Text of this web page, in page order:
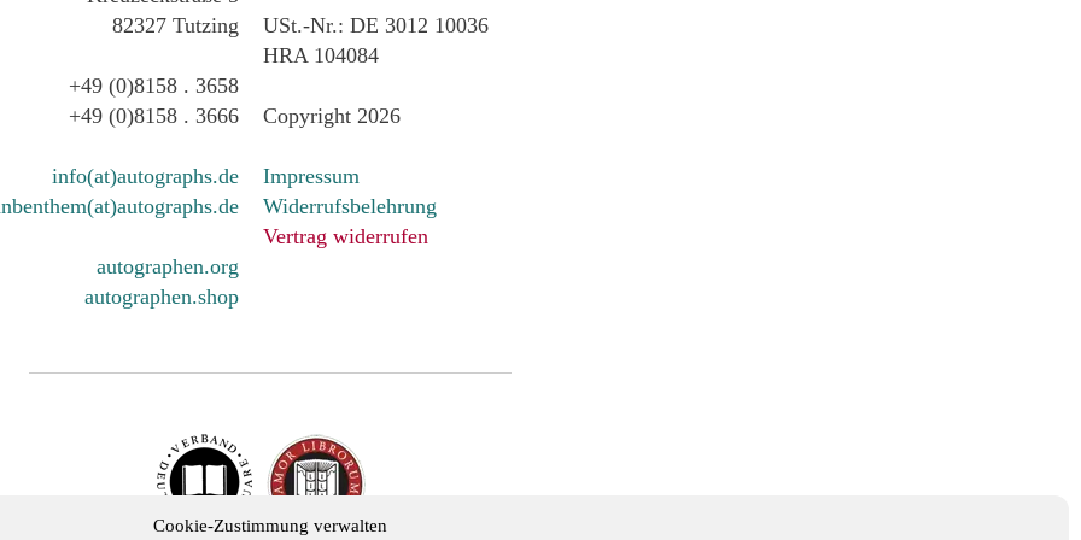
Cookie-Zustimmung verwalten
82327 Tutzing
+49 (0)8158 . 3658
+49 (0)8158 . 3666
info(at)autographs.de
autographen.org
autographen.shop
USt.-Nr.: DE 3012 10036
HRA 104084
Copyright 2026
Impressum
Widerrufsbelehrung
Vertrag widerrufen